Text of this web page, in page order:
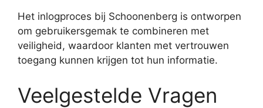
Het inlogproces bij Schoonenberg is ontworpen
om gebruikersgemak te combineren met
veiligheid, waardoor klanten met vertrouwen
toegang kunnen krijgen tot hun informatie.
Veelgestelde Vragen